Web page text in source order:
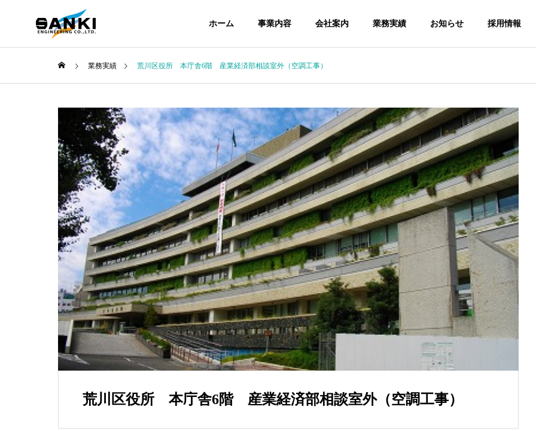
ホーム 事業内容 会社案内 業務実績 お知らせ 採用情報
COMPANY
会社案内
ABOUT
企業情報
HISTORY
三企の歩み
FUTURE
次の半世紀
業務実績 荒川区役所 本庁舎6階 産業経済部相談室外（空調工事）
荒川区役所 本庁舎6階 産業経済部相談室外（空調工事）